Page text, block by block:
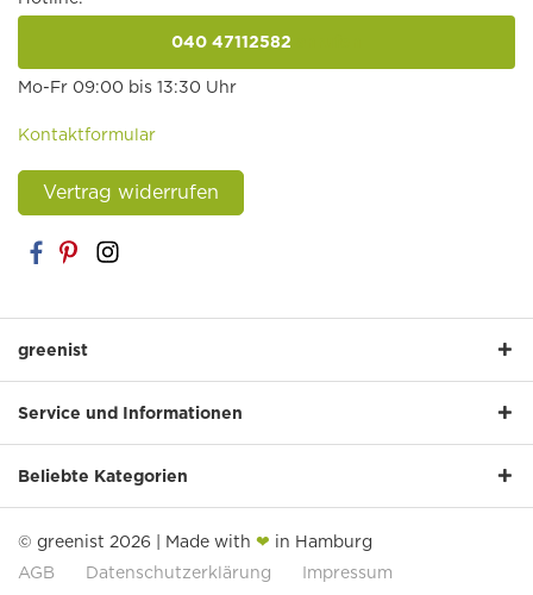
040 47112582
Mo-Fr 09:00 bis 13:30 Uhr
Kontaktformular
Vertrag widerrufen
greenist
Service und Informationen
Beliebte Kategorien
© greenist 2026 | Made with ❤ in Hamburg
AGB
Datenschutzerklärung Impressum